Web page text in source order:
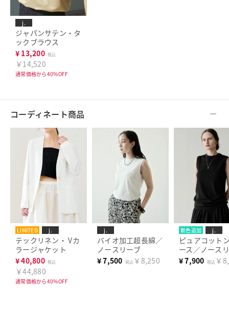
j.
ジャパンサテン・タ
ックブラウス
¥ 13,200 税込
￥14,520
通常価格から40%OFF
コーディネート商品
LIMITED j.
テックリネン・ Vカ
ラージャケット
¥40,800 税込
￥44,880
通常価格から40%OFF
j.
バイオ加工超長綿／
ノースリーブ
¥7,500 税込 ￥8,250
新色追加 j.
ピュアコット
ース／ノース
¥7,900 税込 ￥